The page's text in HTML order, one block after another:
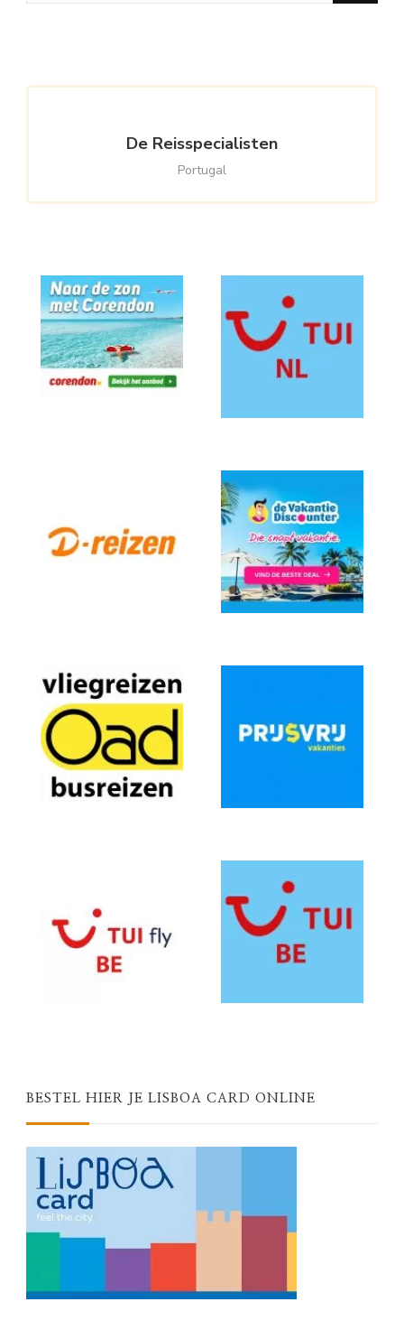
De Reisspecialisten
Portugal
BESTEL HIER JE LISBOA CARD ONLINE